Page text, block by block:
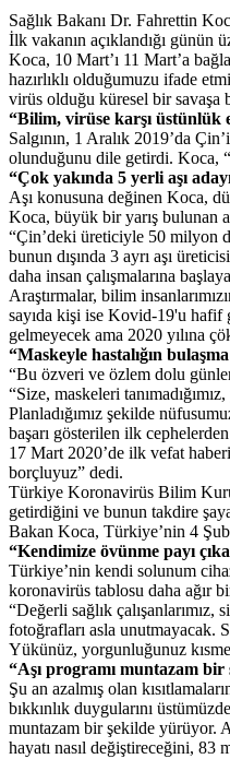
Sağlık Bakanı Dr. Fahrettin
İlk vakanın açıklandığı günün
Koca, 10 Mart’ı 11 Mart’a
hazırlıklı olduğumuzu ifade
virüs olduğu küresel bir savaşa
“Bilim, virüse karşı üstünlük
Salgının, 1 Aralık 2019’da
olunduğunu dile getirdi. Koca,
“Çok yakında 5 yerli aşı
Aşı konusuna değinen Koca,
Koca, büyük bir yarış bulunan
“Çin’deki üreticiyle 50 milyon
bunun dışında 3 ayrı aşı
daha insan çalışmalarına
Araştırmalar, bilim
sayıda kişi ise Kovid-19'u hafif
gelmeyecek ama 2020 yılına
“Maskeyle hastalığın
“Bu özveri ve özlem dolu
“Size, maskeleri
Planladığımız şekilde
başarı gösterilen ilk
17 Mart 2020’de ilk vefat
borçluyuz” dedi.
Türkiye Koronavirüs Bilim
getirdiğini ve bunun takdire
Bakan Koca, Türkiye’nin 4
“Kendimize övünme payı
Türkiye’nin kendi solunum
koronavirüs tablosu daha ağır
“Değerli sağlık
fotoğrafları asla unutmayacak.
Yükünüz, yorgunluğunuz
“Aşı programı muntazam
Şu an azalmış olan
bıkkınlık duygularını
muntazam bir şekilde yürüyor.
hayatı nasıl değiştireceğini, 83